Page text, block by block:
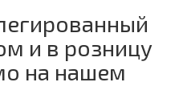
и в розницу
на нашем